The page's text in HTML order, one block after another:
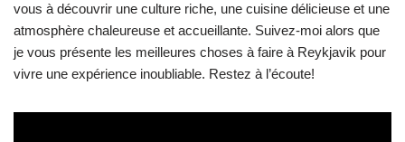
vous à découvrir une culture riche, une cuisine délicieuse et une
atmosphère chaleureuse et accueillante. Suivez-moi alors que
je vous présente les meilleures choses à faire à Reykjavik pour
vivre une expérience inoubliable. Restez à l’écoute!